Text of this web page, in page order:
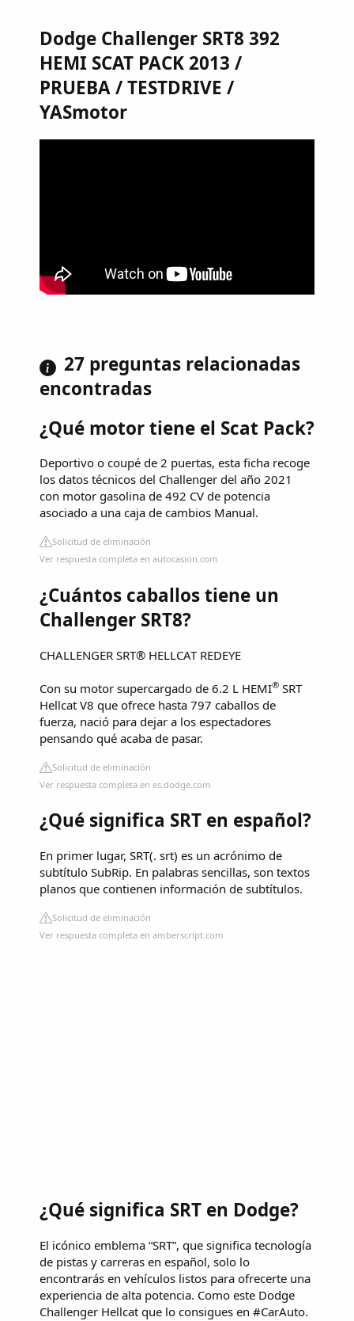
Dodge Challenger SRT8 392
HEMI SCAT PACK 2013 /
PRUEBA / TESTDRIVE /
YASmotor
27 preguntas relacionadas
encontradas
¿Qué motor tiene el Scat Pack?
Deportivo o coupé de 2 puertas, esta ficha recoge
los datos técnicos del Challenger del año 2021
con motor gasolina de 492 CV de potencia
asociado a una caja de cambios Manual.
Solicitud de eliminación
Ver respuesta completa en autocasion.com
¿Cuántos caballos tiene un
Challenger SRT8?
CHALLENGER SRT® HELLCAT REDEYE
Con su motor supercargado de 6.2 L HEMI® SRT
Hellcat V8 que ofrece hasta 797 caballos de
fuerza, nació para dejar a los espectadores
pensando qué acaba de pasar.
Solicitud de eliminación
Ver respuesta completa en es.dodge.com
¿Qué significa SRT en español?
En primer lugar, SRT(. srt) es un acrónimo de
subtítulo SubRip. En palabras sencillas, son textos
planos que contienen información de subtítulos.
Solicitud de eliminación
Ver respuesta completa en amberscript.com
¿Qué significa SRT en Dodge?
El icónico emblema “SRT”, que significa tecnología
de pistas y carreras en español, solo lo
encontrarás en vehículos listos para ofrecerte una
experiencia de alta potencia. Como este Dodge
Challenger Hellcat que lo consigues en #CarAuto.